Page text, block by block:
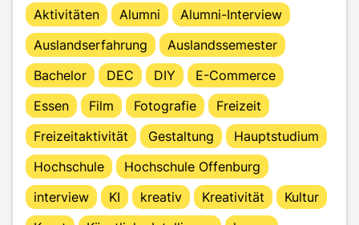
Aktivitäten Alumni
Alumni-Interview
Auslandserfahrung
Auslandssemester
Bachelor
DEC DIY
E-Commerce
Essen
Film Fotografie
Freizeit
Freizeitaktivität
Gestaltung
Hauptstudium
Hochschule
Hochschule Offenburg
interview
KI kreativ Kreativität
Kultur